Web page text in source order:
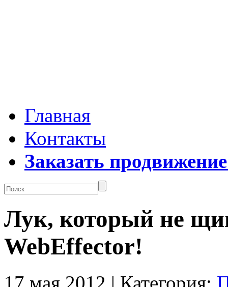
Главная
Контакты
Заказать
Лук, который не
WebEffector!
17 мая 2012 | Категория: